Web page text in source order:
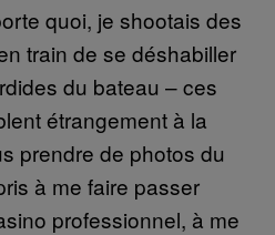
quoi, je shootais des
train de se déshabiller
du bateau – ces
étrangement à la
prendre de photos du
à me faire passer
professionnel, à me